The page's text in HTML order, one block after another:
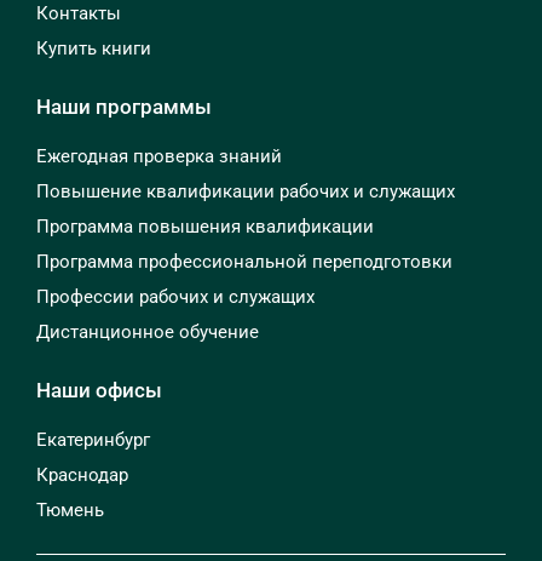
Контакты
Купить книги
Наши программы
Ежегодная проверка знаний
Повышение квалификации рабочих и служащих
Программа повышения квалификации
Программа профессиональной переподготовки
Профессии рабочих и служащих
Дистанционное обучение
Наши офисы
Екатеринбург
Краснодар
Тюмень